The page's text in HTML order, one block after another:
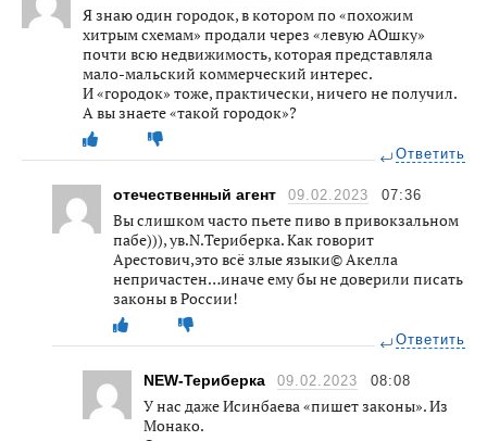
Я знаю один городок, в котором по «похожим
хитрым схемам» продали через «левую АОшку»
почти всю недвижимость, которая представляла
мало-мальский коммерческий интерес.
И «городок» тоже, практически, ничего не получил.
А вы знаете «такой городок»?
Ответить
отечественный агент 09.02.2023 07:36
Вы слишком часто пьете пиво в привокзальном
пабе))), ув.N.Териберка. Как говорит
Арестович,это всё злые языки© Акелла
непричастен…иначе ему бы не доверили писать
законы в России!
Ответить
NEW-Териберка 09.02.2023 08:08
У нас даже Исинбаева «пишет законы». Из
Монако.